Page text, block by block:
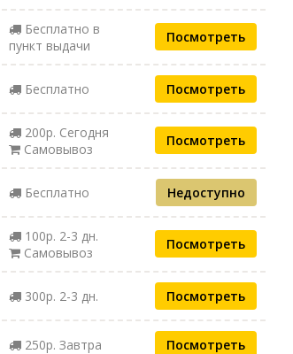
Бесплатно в
пункт выдачи
Посмотреть
Бесплатно Посмотреть
200р. Сегодня
Самовывоз
Посмотреть
Бесплатно Недоступно
100р. 2-3 дн.
Самовывоз
Посмотреть
300р. 2-3 дн. Посмотреть
250р. Завтра Посмотреть